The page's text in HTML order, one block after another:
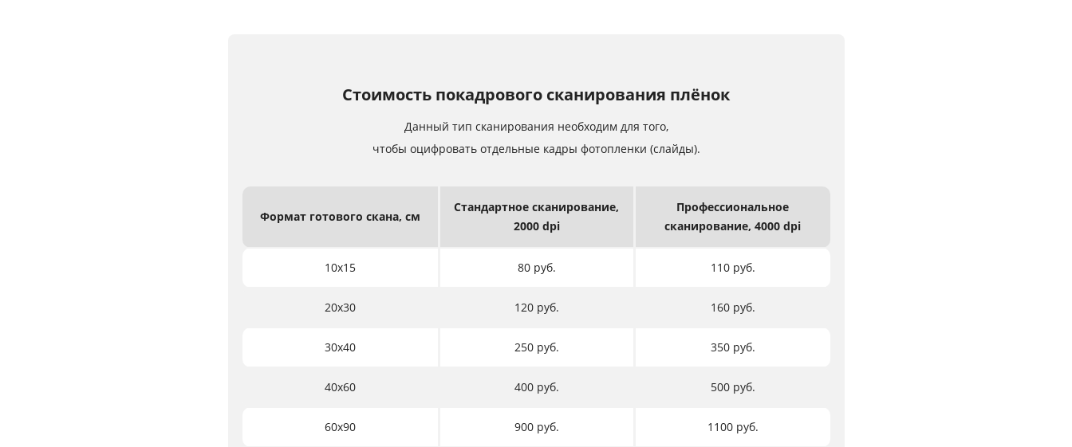
Стоимость покадрового сканирования плёнок
Данный тип сканирования необходим для того,
чтобы оцифровать отдельные кадры фотопленки (слайды).
Формат готового скана, см
Стандартное сканирование,
2000 dpi
Профессиональное
сканирование, 4000 dpi
10х15 80 руб. 110 руб.
20х30 120 руб. 160 руб.
30х40 250 руб. 350 руб.
40х60 400 руб. 500 руб.
60х90 900 руб. 1100 руб.